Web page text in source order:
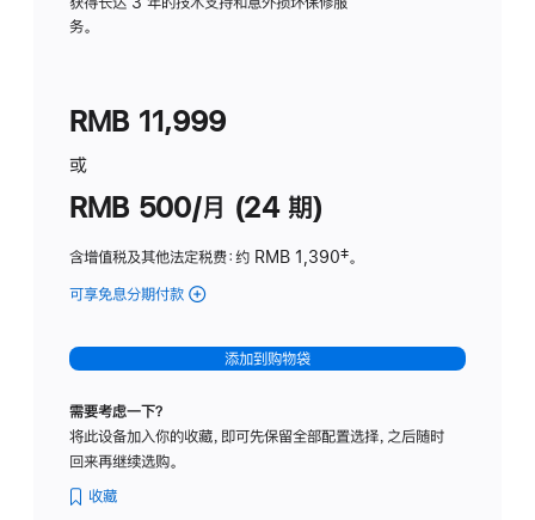
务。
RMB 11,999
或
RMB 500/月 (24 期)
含增值税及其他法定税费：约 RMB 1,390脚
‡。
可享免息分期付款 (Studio
-
标
璃
添加到购物袋
需要考虑一下？
将此设备加入你的收藏，即可先保留全部配置选择，之后随时
回来再继续选购。
收藏